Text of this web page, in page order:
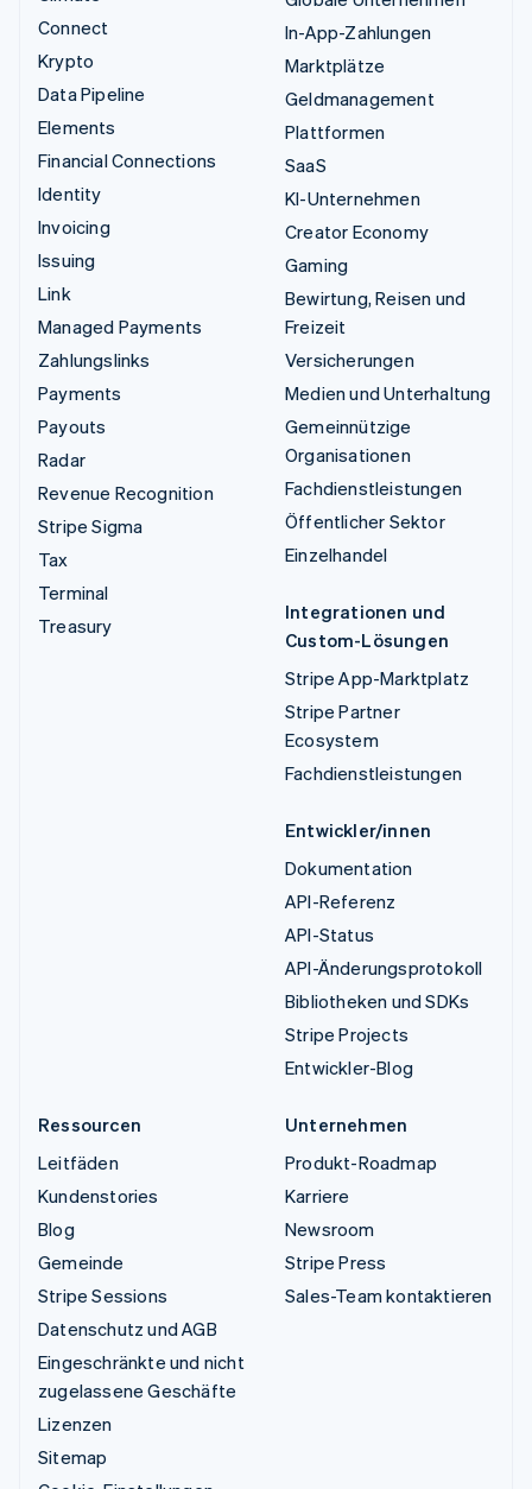
Connect
Krypto
Data Pipeline
Elements
Financial Connections
Identity
Invoicing
Issuing
Link
Managed Payments
Zahlungslinks
Payments
Payouts
Radar
Revenue Recognition
Stripe Sigma
Tax
Terminal
Treasury
In-App-Zahlungen
Marktplätze
Geldmanagement
Plattformen
SaaS
KI-Unternehmen
Creator Economy
Gaming
Bewirtung, Reisen und
Freizeit
Versicherungen
Medien und Unterhaltung
Gemeinnützige
Organisationen
Fachdienstleistungen
Öffentlicher Sektor
Einzelhandel
Integrationen und
Custom-Lösungen
Stripe App-Marktplatz
Stripe Partner
Ecosystem
Fachdienstleistungen
Entwickler/innen
Dokumentation
API-Referenz
API-Status
API-Änderungsprotokoll
Bibliotheken und SDKs
Stripe Projects
Entwickler-Blog
Ressourcen
Leitfäden
Kundenstories
Blog
Gemeinde
Stripe Sessions
Datenschutz und AGB
Eingeschränkte und nicht
zugelassene Geschäfte
Lizenzen
Sitemap
Unternehmen
Produkt-Roadmap
Karriere
Newsroom
Stripe Press
Sales-Team kontaktieren